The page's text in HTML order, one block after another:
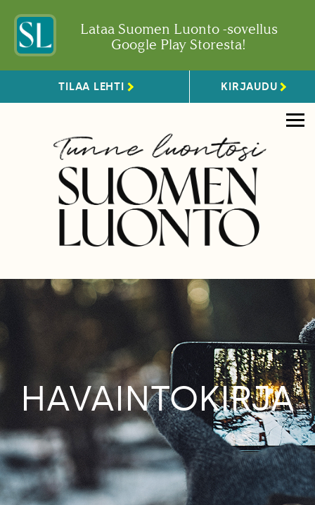
Lataa Suomen Luonto -sovellus
Google Play Storesta!
TILAA LEHTI KIRJAUDU
HAVAINTOKIRJA